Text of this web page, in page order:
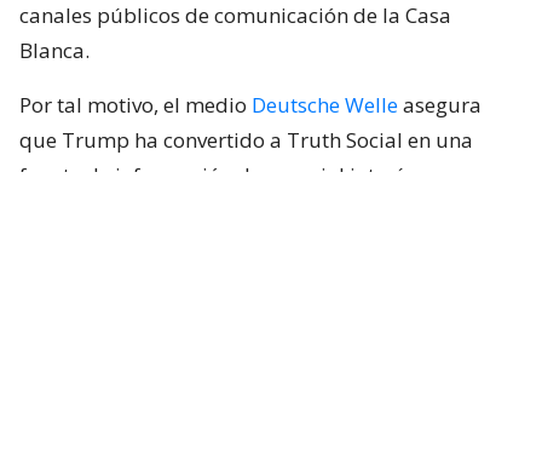
canales públicos de comunicación de la Casa
Blanca.
Por tal motivo, el medio Deutsche Welleasegura
que Trump ha convertido a Truth Social en una
fuente de información de especial interés para